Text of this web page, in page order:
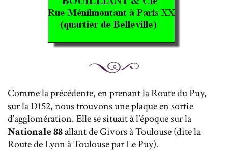
Comme la précédente, en prenant la Route du Puy,
sur la D152, nous trouvons une plaque en sortie
d’agglomération. Elle se situait à l’époque sur la
Nationale 88allant de Givors à Toulouse (dite la
Route de Lyon à Toulouse par Le Puy).